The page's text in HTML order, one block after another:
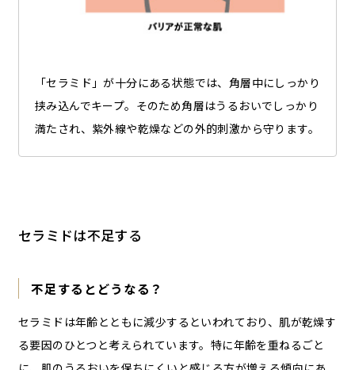
「セラミド」が十分にある状態では、角層中にしっかり
挟み込んでキープ。そのため角層はうるおいでしっかり
満たされ、紫外線や乾燥などの外的刺激から守ります。
セラミドは不足する
不足するとどうなる？
セラミドは年齢とともに減少するといわれており、肌が乾燥す
る要因のひとつと考えられています。特に年齢を重ねるごと